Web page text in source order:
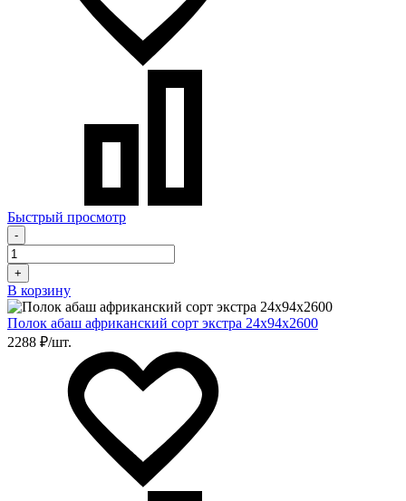
Быстрый просмотр
-
+
В корзину
Полок абаш африканский сорт экстра 24х94х2600
2288 ₽/шт.